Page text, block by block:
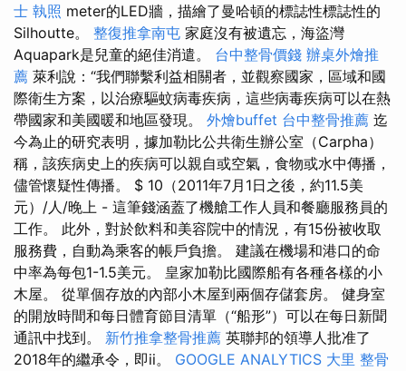
士 執照 meter的LED牆，描繪了曼哈頓的標誌性標誌性的
Silhoutte。 整復推拿南屯 家庭沒有被遺忘，海盜灣
Aquapark是兒童的絕佳消遣。 台中整骨價錢 辦桌外燴推
薦 萊利說：“我們聯繫利益相關者，並觀察國家，區域和國
際衛生方案，以治療驅蚊病毒疾病，這些病毒疾病可以在熱
帶國家和美國暖和地區發現。 外燴buffet 台中整骨推薦 迄
今為止的研究表明，據加勒比公共衛生辦公室（Carpha）
稱，該疾病史上的疾病可以親自或空氣，食物或水中傳播，
儘管懷疑性傳播。 $ 10（2011年7月1日之後，約11.5美
元）/人/晚上 - 這筆錢涵蓋了機艙工作人員和餐廳服務員的
工作。 此外，對於飲料和美容院中的情況，有15份被收取
服務費，自動為乘客的帳戶負擔。 建議在機場和港口的命
中率為每包1-1.5美元。 皇家加勒比國際船有各種各樣的小
木屋。 從單個存放的內部小木屋到兩個存儲套房。 健身室
的開放時間和每日體育節目清單（“船形”）可以在每日新聞
通訊中找到。 新竹推拿整骨推薦 英聯邦的領導人批准了
2018年的繼承令，即ii。 GOOGLE ANALYTICS 大里 整骨